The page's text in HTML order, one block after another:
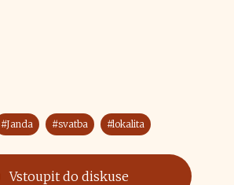
#Janda #svatba #lokalita
Vstoupit do diskuse